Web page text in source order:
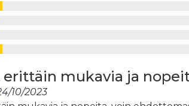
erittäin mukavia ja
10/2023